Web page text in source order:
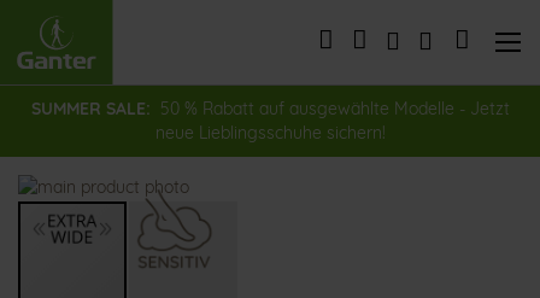
Direkt
zum
Inhalt
Mein
SUMMER SALE: 50 % Rabatt auf ausgewählte Modelle - Jetzt
neue Lieblingsschuhe sichern!
Zum
Ende
der